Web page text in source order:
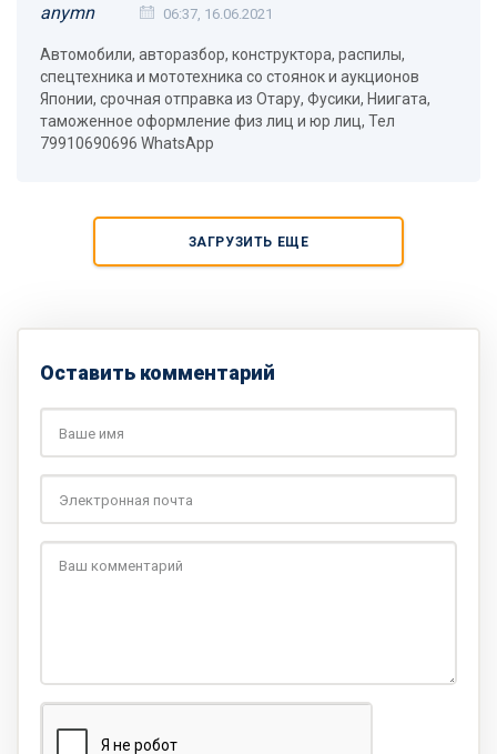
anymn 06:37, 16.06.2021
Автомобили, авторазбор, конструктора, распилы,
спецтехника и мототехника со стоянок и аукционов
Японии, срочная отправка из Отару, Фусики, Ниигата,
таможенное оформление физ лиц и юр лиц, Тел
79910690696 WhatsApp
ЗАГРУЗИТЬ ЕЩЕ
Оставить комментарий